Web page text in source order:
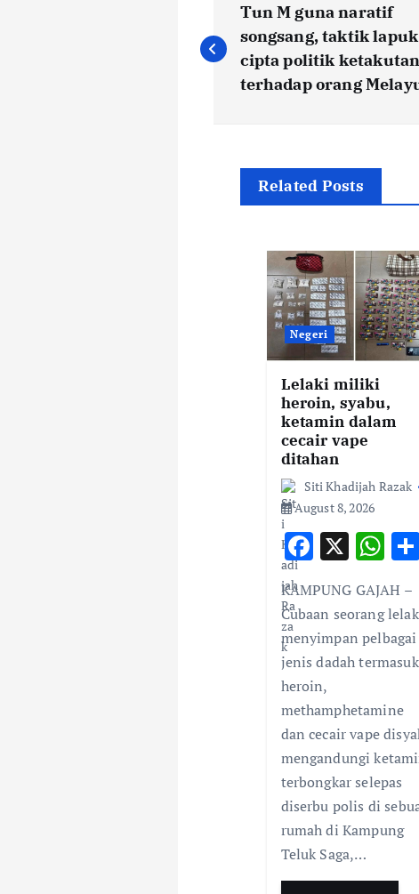
o
Tun M guna naratif
songsang, taktik lapuk
cipta politik ketakutan
terhadap orang
Related Posts
Negeri
Lelaki miliki
heroin, syabu,
ketamin dalam
cecair vape
ditahan
Siti Khadijah Razak
August 8, 2026
F
e
b
o
o
k
X W
at
s
A
p
KAMPUNG GAJAH –
Cubaan seorang
menyimpan pelbagai
jenis dadah termasuk
heroin,
methamphetamine
dan cecair vape
mengandungi
terbongkar selepas
diserbu polis di
rumah di Kampung
Teluk Saga,…